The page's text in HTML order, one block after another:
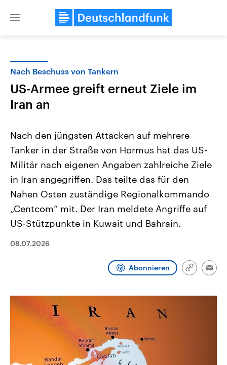
Close
Landtagswahl Sachsen-Anhalt
2026
Alle Informationen
September 2026 einen neuen
Bundesland von einer Koalition aus
Umfragen, Prognosen,
und Kandidaten der anstehenden
USA
Aktuelle Beiträge,
Hintergründe
Wirtschaftlich und
gehören die Vereinigten
mit großem Einfluss auf
Nach Beschuss von Tankern
US-Armee greift erneut Ziele im
Iran an
Nach den jüngsten Attacken auf mehrere
Tanker in der Straße von Hormus hat das US-
Militär nach eigenen Angaben zahlreiche Ziele
in Iran angegriffen. Das teilte das für den
Nahen Osten zuständige Regionalkommando
„Centcom“ mit. Der Iran meldete Angriffe auf
US-Stützpunkte in Kuwait und Bahrain.
08.07.2026
Abonnieren
Link